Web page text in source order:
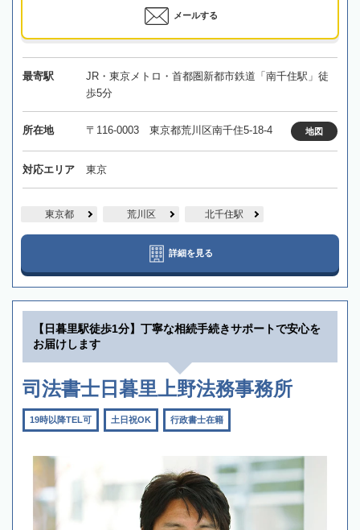
メールする
最寄駅
JR・東京メトロ・首都圏新都市鉄道「南千住駅」徒
歩5分
所在地 〒116-0003 東京都荒川区南千住5-18-4 地図
対応エリア 東京
東京都 荒川区 北千住駅
詳細を見る
【日暮里駅徒歩1分】丁寧な相続手続きサポートで安心を
お届けします
司法書士日暮里上野法務事務所
19時以降TEL可 土日祝OK 行政書士在籍